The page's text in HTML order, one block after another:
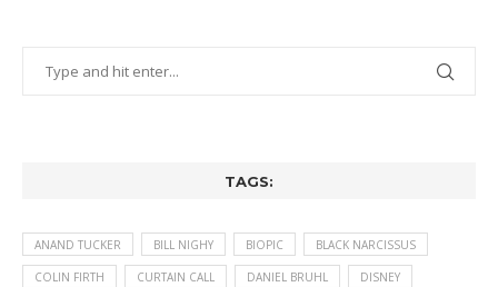
TAGS:
ANAND TUCKER BILL NIGHY BIOPIC BLACK NARCISSUS
COLIN FIRTH CURTAIN CALL DANIEL BRUHL DISNEY